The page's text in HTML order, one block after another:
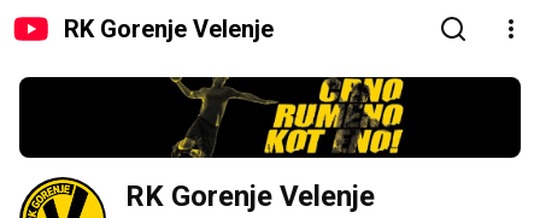
RK Gorenje Velenje
RK Gorenje Velenje